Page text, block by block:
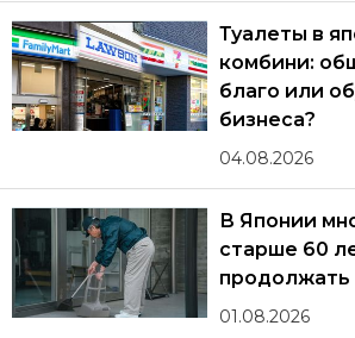
Туалеты в
комбини:
благо или
бизнеса?
04.08.2026
В Японии
старше 60
продолжать
01.08.2026